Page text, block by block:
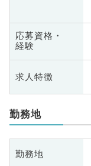
応募資格・
経験
求人特徴
勤務地
勤務地